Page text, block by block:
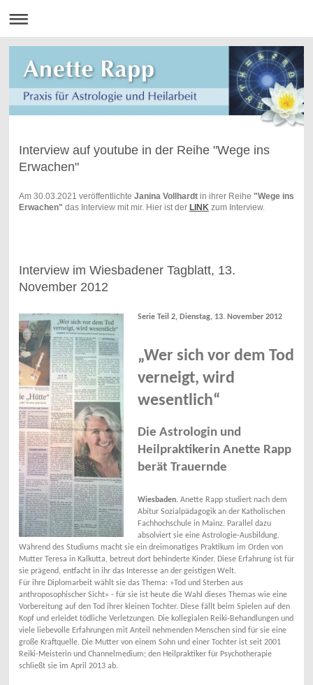
Interview auf youtube in der Reihe "Wege ins
Erwachen"
Am 30.03.2021 veröffentlichte Janina Vollhardtin ihrer Reihe "Wege ins
Erwachen" das Interview mit mir. Hier ist der LINKzum Interview.
Interview im Wiesbadener Tagblatt, 13.
November 2012
Serie Teil 2, Dienstag, 13. November 2012
„Wer sich vor dem Tod
verneigt, wird
wesentlich“
Die Astrologin und
Heilpraktikerin Anette Rapp
berät Trauernde
Wiesbaden. Anette Rapp studiert nach dem
Abitur Sozialpädagogik an der Katholischen
Fachhochschule in Mainz. Parallel dazu
absolviert sie eine Astrologie-Ausbildung.
Während des Studiums macht sie ein dreimonatiges Praktikum im Orden von
Mutter Teresa in Kalkutta, betreut dort behinderte Kinder. Diese Erfahrung ist für
sie prägend, entfacht in ihr das Interesse an der geistigen Welt.
Für ihre Diplomarbeit wählt sie das Thema: »Tod und Sterben aus
anthroposophischer Sicht« - für sie ist heute die Wahl dieses Themas wie eine
Vorbereitung auf den Tod ihrer kleinen Tochter. Diese fällt beim Spielen auf den
Kopf und erleidet tödliche Verletzungen. Die kollegialen Reiki-Behandlungen und
viele liebevolle Erfahrungen mit Anteil nehmenden Menschen sind für sie eine
große Kraftquelle. Die Mutter von einem Sohn und einer Tochter ist seit 2001
Reiki-Meisterin und Channelmedium; den Heilpraktiker für Psychotherapie
schließt sie im April 2013 ab.